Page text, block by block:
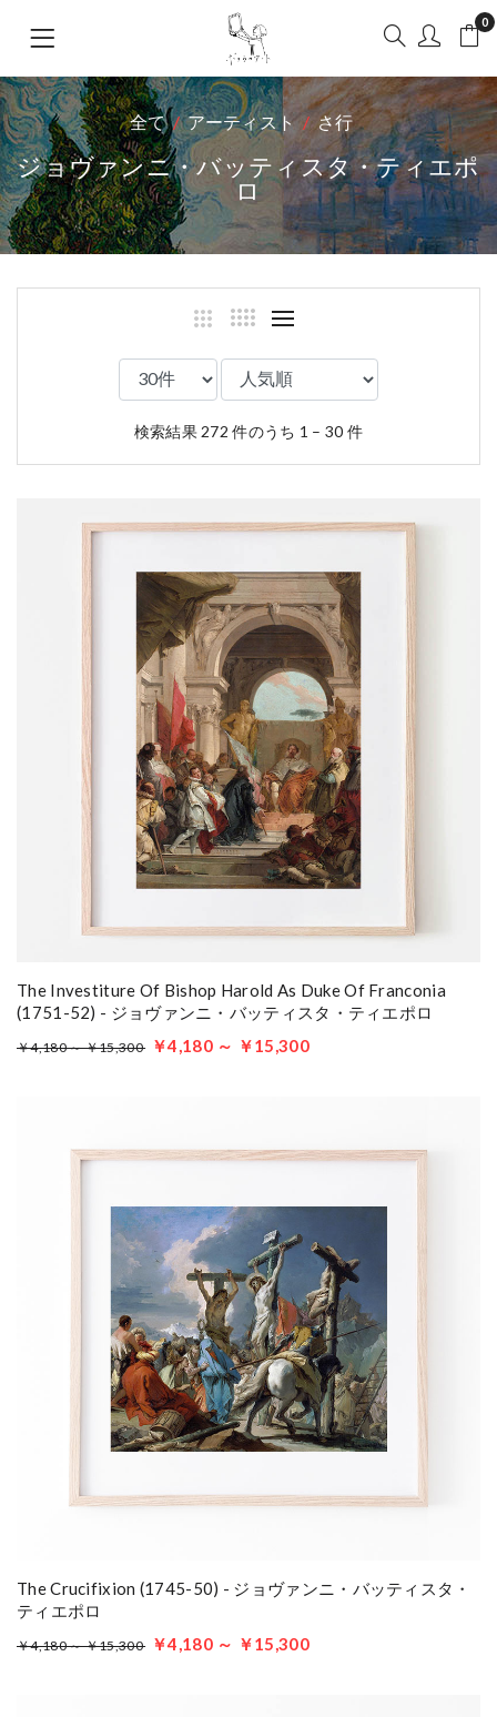
0
全て アーティスト さ行
ジョヴァンニ・バッティスタ・ティエポ
ロ
検索結果 272 件のうち 1 – 30 件
The Investiture Of Bishop Harold As Duke Of Franconia
(1751-52) - ジョヴァンニ・バッティスタ・ティエポロ
￥4,180 ～ ￥15,300 ￥4,180 ～ ￥15,300
The Crucifixion (1745-50) - ジョヴァンニ・バッティスタ・
ティエポロ
￥4,180 ～ ￥15,300 ￥4,180 ～ ￥15,300